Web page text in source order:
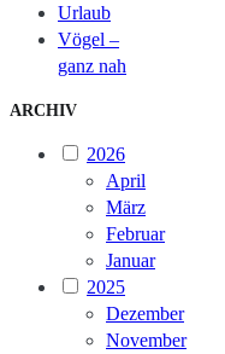
Urlaub
Vögel –
ganz nah
ARCHIV
2026
April
März
Februar
Januar
2025
Dezember
November